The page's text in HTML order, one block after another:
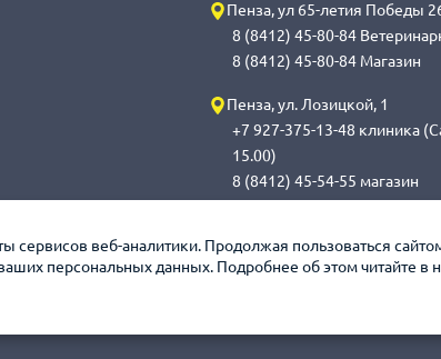
веб-аналитики. Продолжая пользоваться
персональных данных. Подробнее об этом читайте в
Пенза, ул 65-летия Победы
8 (8412) 45-80-84
8 (8412) 45-80-84 Магазин
Пенза, ул. Лозицкой, 1
+7 927-375-13-48 клиника
15.00)
8 (8412) 45-54-55 магазин
8 (8342) 314-341, сот
обработка с 14.00 до 14.30)